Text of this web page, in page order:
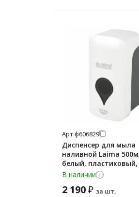
Арт.ф606829
Диспенсер для мыла
наливной Laima
белый, пластиковый,
В наличии
2 190₽ за шт.